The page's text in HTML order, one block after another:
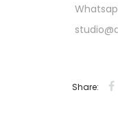
Share: